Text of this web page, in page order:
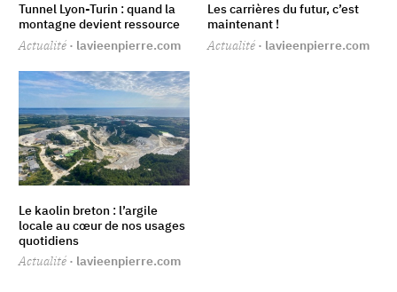
Tunnel Lyon-Turin : quand la
montagne devient ressource
Actualité · lavieenpierre.com
Les carrières du futur, c’est
maintenant !
Actualité · lavieenpierre.com
Le kaolin breton : l’argile
locale au cœur de nos usages
quotidiens
Actualité · lavieenpierre.com